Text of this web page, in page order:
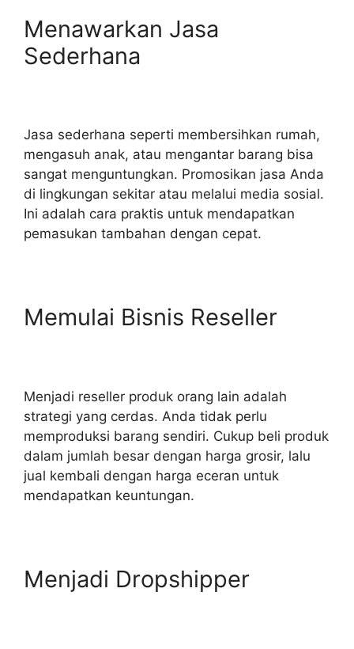
Menawarkan Jasa
Sederhana
Jasa sederhana seperti membersihkan rumah,
mengasuh anak, atau mengantar barang bisa
sangat menguntungkan. Promosikan jasa Anda
di lingkungan sekitar atau melalui media sosial.
Ini adalah cara praktis untuk mendapatkan
pemasukan tambahan dengan cepat.
Memulai Bisnis Reseller
Menjadi reseller produk orang lain adalah
strategi yang cerdas. Anda tidak perlu
memproduksi barang sendiri. Cukup beli produk
dalam jumlah besar dengan harga grosir, lalu
jual kembali dengan harga eceran untuk
mendapatkan keuntungan.
Menjadi Dropshipper